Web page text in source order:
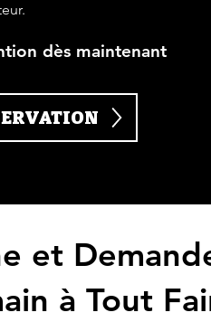
dès maintenant
et
à Tout